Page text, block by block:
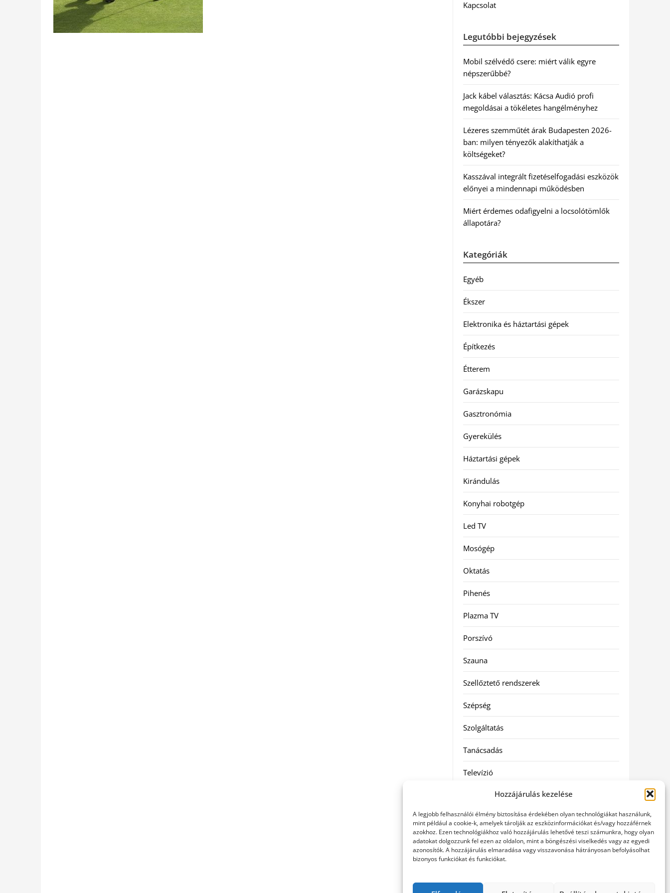
Hozzájárulás kezelése
A legjobb felhasználói élmény biztosítása érdekében olyan technológiákat használunk,
mint például a cookie-k, amelyek tárolják az eszközinformációkat és/vagy hozzáférnek
azokhoz. Ezen technológiákhoz való hozzájárulás lehetővé teszi számunkra, hogy olyan
adatokat dolgozzunk fel ezen az oldalon, mint a böngészési viselkedés vagy az egyedi
azonosítók. A hozzájárulás elmaradása vagy visszavonása hátrányosan befolyásolhat
bizonyos funkciókat és funkciókat.
Kapcsolat
Legutóbbi bejegyzések
Mobil szélvédő csere: miért válik egyre
népszerűbbé?
Jack kábel választás: Kácsa Audió profi
megoldásai a tökéletes hangélményhez
Lézeres szemműtét árak Budapesten 2026-
ban: milyen tényezők alakíthatják a
költségeket?
Kasszával integrált fizetéselfogadási eszközök
előnyei a mindennapi működésben
Miért érdemes odafigyelni a locsolótömlők
állapotára?
Kategóriák
Egyéb
Ékszer
Elektronika és háztartási gépek
Építkezés
Étterem
Garázskapu
Gasztronómia
Gyerekülés
Háztartási gépek
Kirándulás
Konyhai robotgép
Led TV
Mosógép
Oktatás
Pihenés
Plazma TV
Porszívó
Szauna
Szellőztető rendszerek
Szépség
Szolgáltatás
Tanácsadás
Televízió
Webshop
Címkék